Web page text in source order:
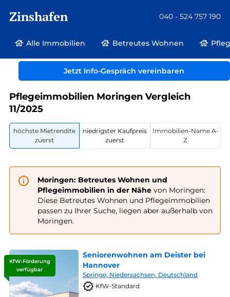
Zinshafen 040 - 524 757 190
Alle Immobilien Betreutes Wohnen
Jetzt Info-Gespräch vereinbaren
Betreutes Wohnen und Pflegeimmobilien Deutschland
Pflegeimmobilien Moringen Vergleich
11/2025
höchste Mietrendite
zuerst
niedrigster Kaufpreis
zuerst
Immobilien-Name A-
Z
Moringen: Betreutes Wohnen und
Pflegeimmobilien in der Nähevon Moringen:
Diese Betreutes Wohnen und Pflegeimmobilien
passen zu Ihrer Suche, liegen aber außerhalb von
Moringen.
KfW-Förderung
verfügbar
Seniorenwohnen am Deister bei
Hannover
Springe, Niedersachsen, Deutschland
KfW-Standard